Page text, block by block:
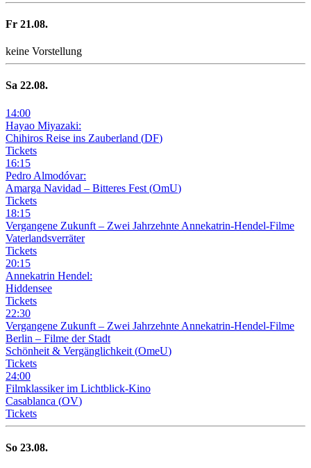
Fr 21.08.
keine Vorstellung
Sa 22.08.
14:00
Hayao Miyazaki:
Chihiros Reise ins Zauberland (DF)
Tickets
16:15
Pedro Almodóvar:
Amarga Navidad – Bitteres Fest (OmU)
Tickets
18:15
Vergangene Zukunft – Zwei Jahrzehnte Annekatrin-Hendel-Filme
Vaterlandsverräter
Tickets
20:15
Annekatrin Hendel:
Hiddensee
Tickets
22:30
Vergangene Zukunft – Zwei Jahrzehnte Annekatrin-Hendel-Filme
Berlin – Filme der Stadt
Schönheit & Vergänglichkeit (OmeU)
Tickets
24:00
Filmklassiker im Lichtblick-Kino
Casablanca (OV)
Tickets
So 23.08.